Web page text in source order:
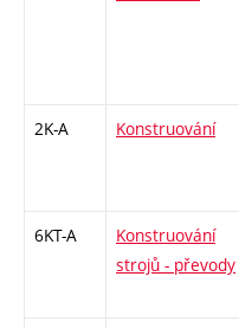
2K-A Konstruování
6KT-A
Konstruování
strojů - převody